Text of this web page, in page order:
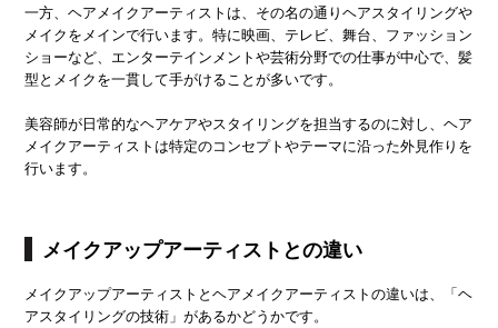
一方、ヘアメイクアーティストは、その名の通りヘアスタイリングや
メイクをメインで行います。特に映画、テレビ、舞台、ファッション
ショーなど、エンターテインメントや芸術分野での仕事が中心で、髪
型とメイクを一貫して手がけることが多いです。
美容師が日常的なヘアケアやスタイリングを担当するのに対し、ヘア
メイクアーティストは特定のコンセプトやテーマに沿った外見作りを
行います。
メイクアップアーティストとの違い
メイクアップアーティストとヘアメイクアーティストの違いは、「ヘ
アスタイリングの技術」があるかどうかです。